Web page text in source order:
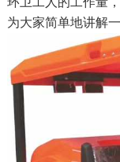
为大家简单地讲解